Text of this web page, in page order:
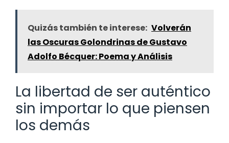
Quizás también te interese: Volverán
las Oscuras Golondrinas de Gustavo
Adolfo Bécquer: Poema y Análisis
La libertad de ser auténtico
sin importar lo que piensen
los demás